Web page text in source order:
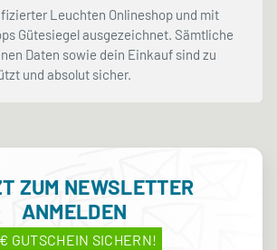
Leuchten Onlineshop und mit
Gütesiegel ausgezeichnet. Sämtliche
Daten sowie dein Einkauf sind zu
und absolut sicher.
ZUM NEWSLETTER
ANMELDEN
GUTSCHEIN SICHERN!